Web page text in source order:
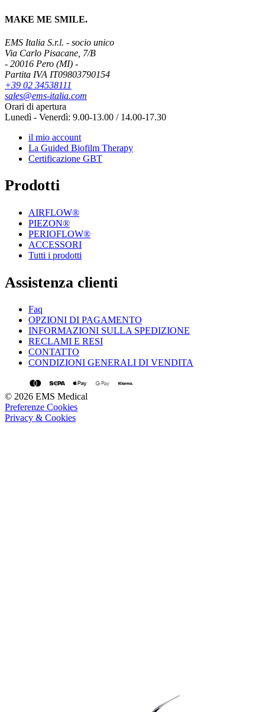
MAKE ME SMILE.
EMS Italia S.r.l. - socio unico
Via Carlo Pisacane, 7/B
- 20016 Pero (MI) -
Partita IVA IT09803790154
+39 02 34538111
sales@ems-italia.com
Orari di apertura
Lunedì - Venerdì: 9.00-13.00 / 14.00-17.30
il mio account
La Guided Biofilm Therapy
Certificazione GBT
Prodotti
AIRFLOW®
PIEZON®
PERIOFLOW®
ACCESSORI
Tutti i prodotti
Assistenza clienti
Faq
OPZIONI DI PAGAMENTO
INFORMAZIONI SULLA SPEDIZIONE
RECLAMI E RESI
CONTATTO
CONDIZIONI GENERALI DI VENDITA
© 2026 EMS Medical
Preferenze Cookies
Privacy & Cookies